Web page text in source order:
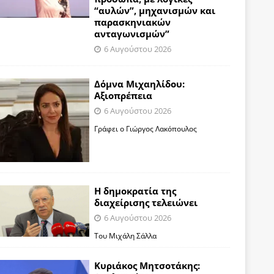
“αυλών”, μηχανισμών και
παρασκηνιακών
ανταγωνισμών”
6 Αυγούστου 2026
Δόμνα Μιχαηλίδου:
Αξιοπρέπεια
6 Αυγούστου 2026
Γράφει ο Γιώργος Λακόπουλος
Η δημοκρατία της
διαχείρισης τελειώνει
6 Αυγούστου 2026
Του Μιχάλη Σάλλα
Κυριάκος Μητσοτάκης: